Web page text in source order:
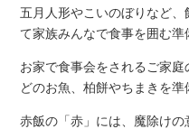
五月人形やこいのぼりなど
て家族みんなで食事を囲む準
お家で食事会をされるご家
どのお魚、柏餅やちまきを準
赤飯の「赤」には、魔除け